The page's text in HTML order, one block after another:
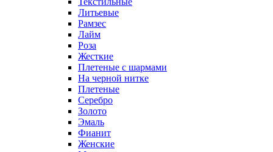
Литьевые
Рамзес
Лайм
Роза
Жесткие
Плетеные с шармами
На черной нитке
Плетеные
Серебро
Золото
Эмаль
Фианит
Женские